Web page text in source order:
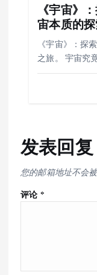
《宇宙》
宙本质的探
《宇宙》：探
之旅。 宇宙究
发表回复
您的邮箱地址不会被
评论 *